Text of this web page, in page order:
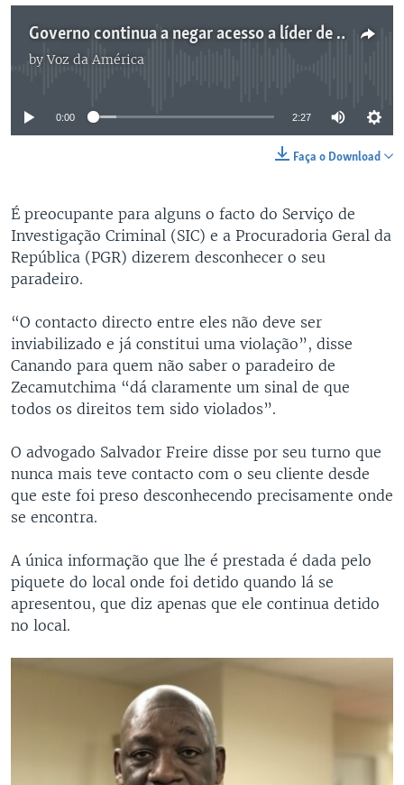
Governo continua a negar acesso a líder de organizaçao das Lundas – 2:27
byVoz da América
No media source currently available
0:00 2:27
Faça o Download
É preocupante para alguns o facto do Serviço de
Investigação Criminal (SIC) e a Procuradoria Geral da
República (PGR) dizerem desconhecer o seu
paradeiro.
“O contacto directo entre eles não deve ser
inviabilizado e já constitui uma violação”, disse
Canando para quem não saber o paradeiro de
Zecamutchima “dá claramente um sinal de que
todos os direitos tem sido violados”.
O advogado Salvador Freire disse por seu turno que
nunca mais teve contacto com o seu cliente desde
que este foi preso desconhecendo precisamente onde
se encontra.
A única informação que lhe é prestada é dada pelo
piquete do local onde foi detido quando lá se
apresentou, que diz apenas que ele continua detido
no local.